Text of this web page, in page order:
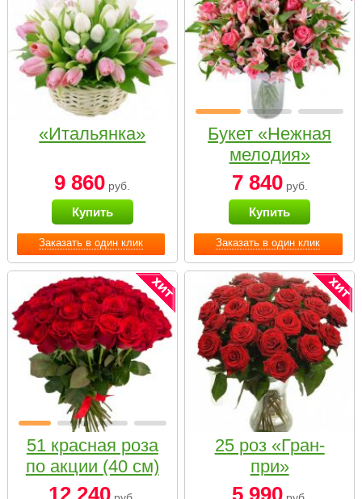
Заказать в один клик
«Итальянка»
9 860 руб.
Купить
Заказать в один клик
Букет «Нежная
мелодия»
7 840руб.
Купить
51 красная роза
по акции (40 см)
12 240
25 роз «Гран-
при»
5 990